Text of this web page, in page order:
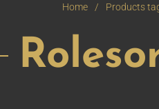
Home / Products